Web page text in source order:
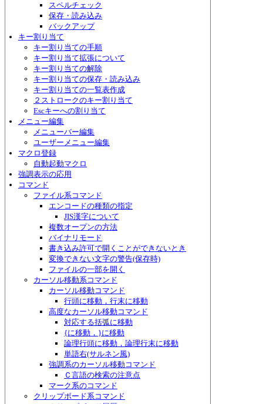
スペルチェック
保存・読み込み
バックアップ
キー割り当て
キー割り当ての手順
キー割り当て拡張について
キー割り当ての解除
キー割り当ての保存・読み込み
キー割り当ての一覧表作成
２ストロークのキー割り当て
Escキーへの割り当て
メニュー編集
メニューバー編集
ユーザーメニュー編集
マクロ登録
自動起動マクロ
強調表示の応用
コマンド
ファイル系コマンド
エンコードの種類の指定
JIS漢字について
複数オープンの方法
バイナリモード
書き込み許可で開くことができないとき
変換できない文字の警告(保存時)
ファイルの一部を開く
カーソル移動系コマンド
カーソル移動コマンド
行頭に移動，行末に移動
高度なカーソル移動コマンド
対応する括弧に移動
{に移動，}に移動
論理行頭に移動，論理行末に移動
単語右(サルネン風)
強調系のカーソル移動コマンド
Ｃ言語の検索の注意点
マーク系のコマンド
クリップボード系コマンド